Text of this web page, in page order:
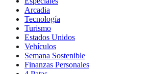
Arcadia
Tecnología
Turismo
Estados Unidos
Vehículos
Semana Sostenible
Finanzas Personales